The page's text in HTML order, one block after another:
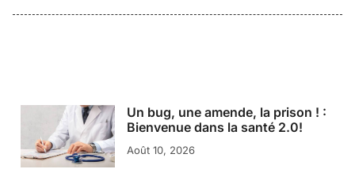
Un bug, une amende, la prison ! :
Bienvenue dans la santé 2.0!
Août 10, 2026